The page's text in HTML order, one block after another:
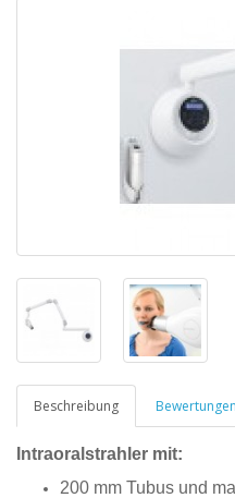
Beschreibung
Intraoralstrahler mit:
200 mm Tubus und